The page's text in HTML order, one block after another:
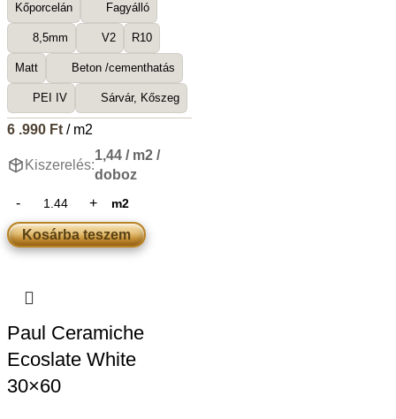
Kőporcelán Fagyálló
8,5mm V2 R10
Matt Beton /cementhatás
PEI IV Sárvár, Kőszeg
6 .990 Ft/ m2
Kiszerelés:
1,44 / m2 /
doboz
m2
Kosárba teszem
Paul Ceramiche
Ecoslate White
30×60